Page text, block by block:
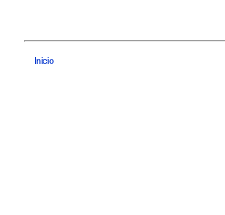
Inicio